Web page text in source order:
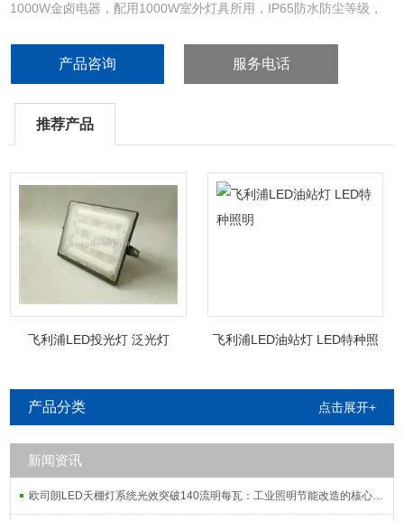
1000W金卤电器，配用1000W室外灯具所用，IP65防水防尘等级，
产品咨询 服务电话
推荐产品
飞利浦LED投光灯 泛光灯
飞利浦LED油站灯 LED特种照
产品分类 点击展开+
新闻资讯
欧司朗LED天棚灯系统光效突破140流明每瓦：工业照明节能改造的核心指标解析